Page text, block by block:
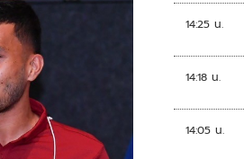
14:25 น.
14:18 น.
14:05 น.